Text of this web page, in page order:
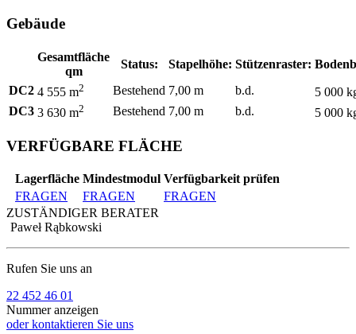
Gebäude
Gesamtfläche
qm
Status: Stapelhöhe: Stützenraster:
DC2 4 555 m2 Bestehend 7,00 m b.d.
5 000
DC3 3 630 m2 Bestehend 7,00 m b.d. 5 000
VERFÜGBARE FLÄCHE
Lagerfläche Mindestmodul Verfügbarkeit prüfen
FRAGEN
FRAGEN
FRAGEN
ZUSTÄNDIGER BERATER
Paweł Rąbkowski
Rufen Sie uns an
22 452 46 01
Nummer anzeigen
oder kontaktieren Sie uns